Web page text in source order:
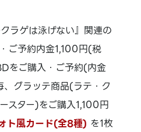
ラゲは泳げない』関連の
ご予約内金1,100円(税
をご購入・ご予約(内金
グラッテ商品(ラテ・ク
スター)をご購入1,100円
ト風カード(全8種) を1枚